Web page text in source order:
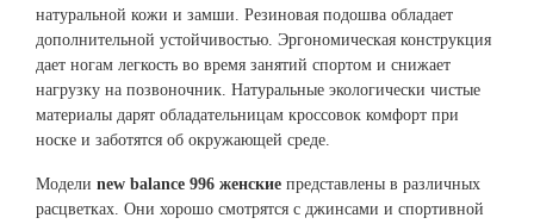
натуральной кожи и замши. Резиновая подошва обладает
дополнительной устойчивостью. Эргономическая конструкция
дает ногам легкость во время занятий спортом и снижает
нагрузку на позвоночник. Натуральные экологически чистые
материалы дарят обладательницам кроссовок комфорт при
носке и заботятся об окружающей среде.
Модели new balance 996 женские представлены в различных
расцветках. Они хорошо смотрятся с джинсами и спортивной